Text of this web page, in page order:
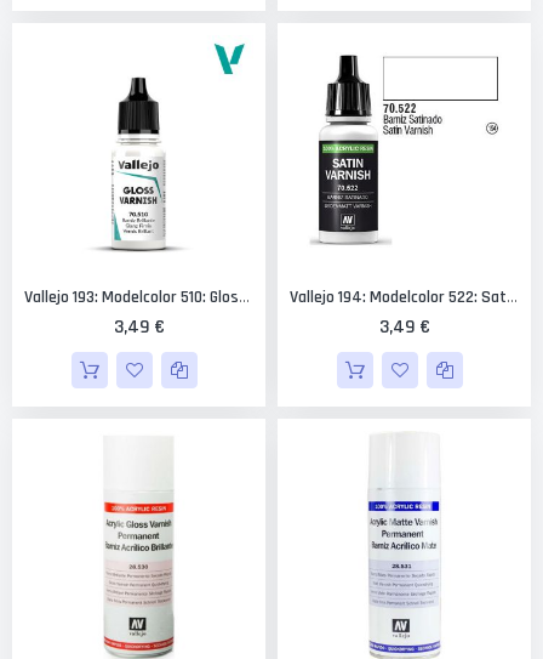
Vallejo 193: Modelcolor 510: Glossy Varnish 18 Ml.
3,49 €
Vallejo 194: Modelcolor 522: Satin Varnish 17 Ml.
3,49 €